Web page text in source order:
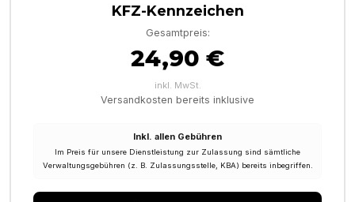
KFZ-Kennzeichen
Gesamtpreis:
24,90 €
inkl. MwSt.
Versandkosten bereits inklusive
Inkl. allen Gebühren
Im Preis für unsere Dienstleistung zur Zulassung sind sämtliche
Verwaltungsgebühren (z. B. Zulassungsstelle, KBA) bereits inbegriffen.